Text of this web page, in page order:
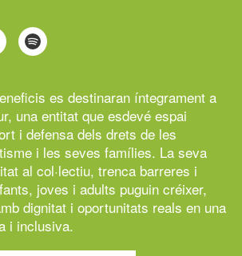
es destinaran íntegrament a
una entitat que esdevé espai
i defensa dels drets de les
i les seves famílies. La seva
al col·lectiu, trenca barreres i
joves i adults puguin créixer,
dignitat i oportunitats reals en una
i inclusiva.